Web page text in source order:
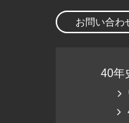
お問い合わ
40年